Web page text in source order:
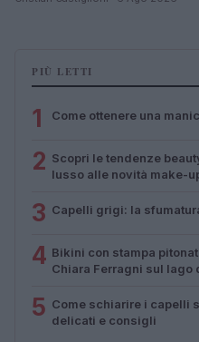
PIÙ LETTI
1 Come ottenere una
2 Scopri le tendenze
lusso alle novità make-
3 Capelli grigi: la
4 Bikini con stampa
Chiara Ferragni sul lago
5 Come schiarire i capelli
delicati e consigli